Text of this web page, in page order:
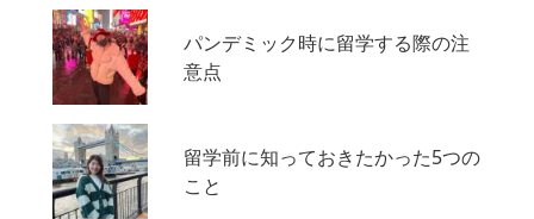
パンデミック時に留学する際の注
意点
留学前に知っておきたかった5つの
こと